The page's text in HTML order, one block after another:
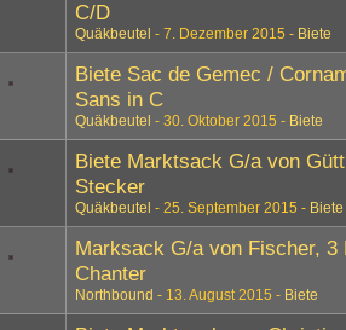
C/D
Quäkbeutel 7. Dezember 2015 Biete
Biete Sac de Gemec /
Sans in C
Quäkbeutel 30. Oktober 2015 Biete
Biete Marktsack G/a von
Stecker
Quäkbeutel 25. September 2015 Biete
Marksack G/a von Fischer, 3
Chanter
Northbound 13. August 2015 Biete